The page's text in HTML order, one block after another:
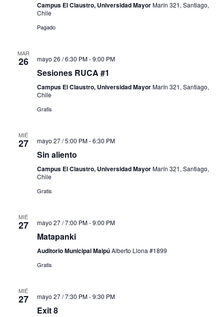
Campus El Claustro, Universidad MayorMarín 321, Santiago,
Chile
Pagado
MAR
26 mayo 26 / 6:30 PM-9:00 PM
Sesiones RUCA #1
Campus El Claustro, Universidad MayorMarín 321, Santiago,
Chile
Gratis
MIÉ
27 mayo 27 / 5:00 PM-6:30 PM
Sin aliento
Campus El Claustro, Universidad MayorMarín 321, Santiago,
Chile
Gratis
MIÉ
27 mayo 27 / 7:00 PM-9:00 PM
Matapanki
Auditorio Municipal MaipúAlberto Llona #1899
Gratis
MIÉ
27 mayo 27 / 7:30 PM-9:30 PM
Exit 8